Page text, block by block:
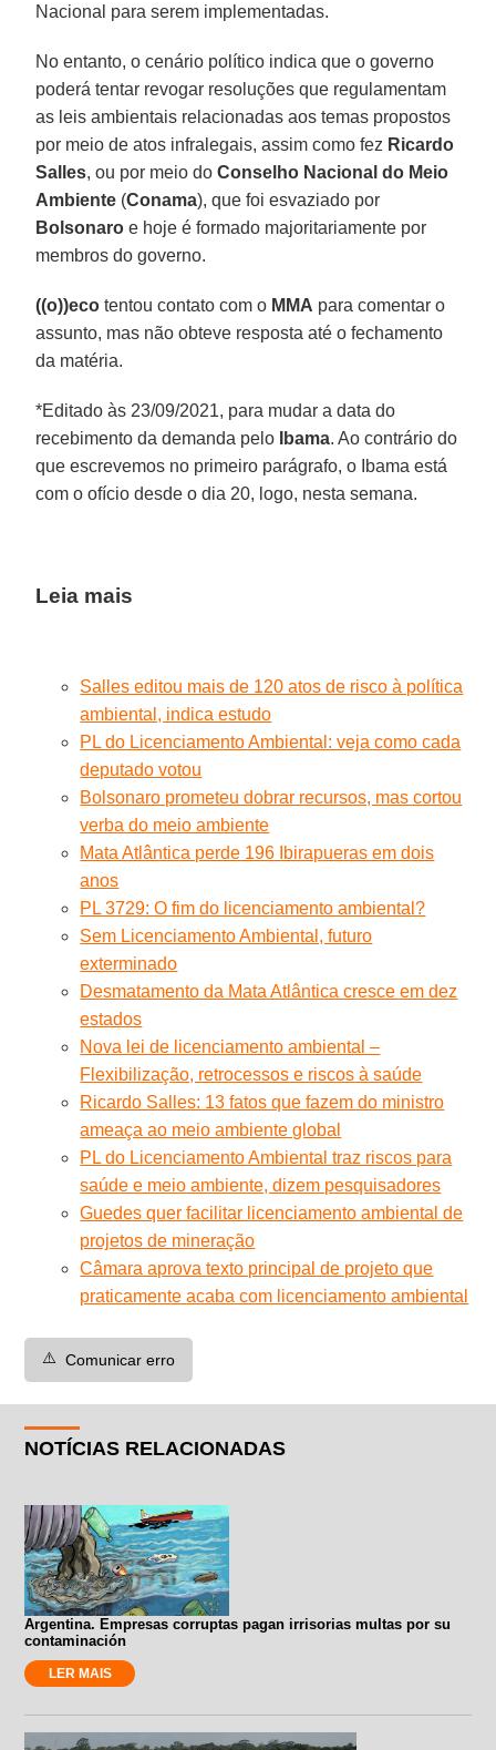
Nacional para serem implementadas.
No entanto, o cenário político indica que o governo
poderá tentar revogar resoluções que regulamentam
as leis ambientais relacionadas aos temas propostos
por meio de atos infralegais, assim como fez Ricardo
Salles, ou por meio doConselho Nacional do Meio
Ambiente (Conama), que foi esvaziado por
Bolsonaro e hoje é formado majoritariamente por
membros do governo.
((o))eco tentou contato com o MMA para comentar o
assunto, mas não obteve resposta até o fechamento
da matéria.
*Editado às 23/09/2021, para mudar a data do
recebimento da demanda pelo
Ibama. Ao contrário do
que escrevemos no primeiro parágrafo, o Ibama está
com o ofício desde o dia 20, logo, nesta semana.
Leia mais
Salles editou mais de 120 atos de risco à política
ambiental, indica estudo
PL do Licenciamento Ambiental: veja como cada
deputado votou
Bolsonaro prometeu dobrar recursos, mas cortou
verba do meio ambiente
Mata Atlântica perde 196 Ibirapueras em dois
anos
PL 3729: O fim do licenciamento ambiental?
Sem Licenciamento Ambiental, futuro
exterminado
Desmatamento da Mata Atlântica cresce em dez
estados
Nova lei de licenciamento ambiental –
Flexibilização, retrocessos e riscos à saúde
Ricardo Salles: 13 fatos que fazem do ministro
ameaça ao meio ambiente global
PL do Licenciamento Ambiental traz riscos para
saúde e meio ambiente, dizem pesquisadores
Guedes quer facilitar licenciamento ambiental de
projetos de mineração
Câmara aprova texto principal de projeto que
praticamente acaba com licenciamento ambiental
⚠️ Comunicar erro
NOTÍCIAS RELACIONADAS
Argentina. Empresas corruptas pagan irrisorias multas por su
contaminación
LER MAIS